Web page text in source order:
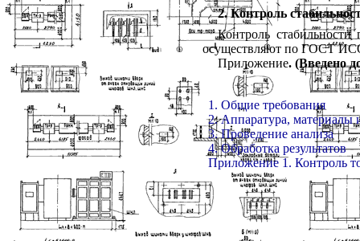
2. Контроль
Контроль стабильности
осуществляют по ГОСТ
Приложение. (Введено
1. Общие требования
2. Аппаратура, материалы
3. Проведение анализа
4. Обработка результатов
Приложение 1. Контроль